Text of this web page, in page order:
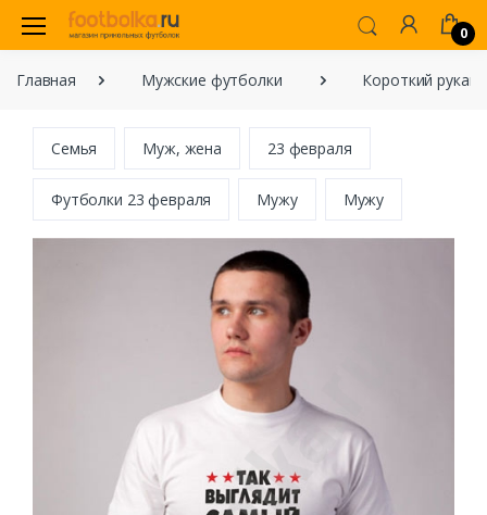
0
Главная Мужские футболки Короткий рукав
Семья Муж, жена 23 февраля
Футболки 23 февраля Мужу Мужу